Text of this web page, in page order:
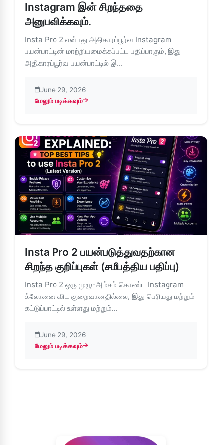
Instagram இன் சிறந்ததை
அனுபவிக்கவும்.
Insta Pro 2 என்பது அதிகாரப்பூர்வ Instagram
பயன்பாட்டின் மாற்றியமைக்கப்பட்ட பதிப்பாகும், இது
அதிகாரப்பூர்வ பயன்பாட்டில் இ...
June 29, 2026
மேலும் படிக்கவும்
about Insta Pro 2 APK: புகைப்பட திருத்தும் அம்சங்கள்
Insta Pro 2 பயன்படுத்துவதற்கான
சிறந்த குறிப்புகள் (சமீபத்திய பதிப்பு)
Insta Pro 2 ஒரு முழு-அம்சம் கொண்ட Instagram
க்லோனை விட குறைவானதில்லை, இது பெரியது மற்றும்
கட்டுப்பாட்டில் உள்ளது மற்றும்...
June 29, 2026
மேலும் படிக்கவும்
about Insta Pro 2 பயன்படுத்துவதற்கான சிறந்த குறிப்புகள்